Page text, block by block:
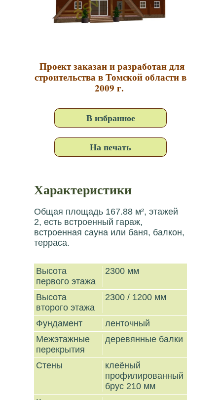
Проект заказан и разработан для
строительства в Томской области в
2009 г.
В избранное
На печать
Характеристики
Общая площадь 167.88 м², этажей
2, есть встроенный гараж,
встроенная сауна или баня, балкон,
терраса.
Высота
первого этажа
2300 мм
Высота
второго этажа
2300 / 1200 мм
Фундамент
ленточный
Межэтажные
перекрытия
деревянные балки
Стены
клеёный
профилированный
брус 210 мм